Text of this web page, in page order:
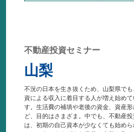
不動産投資セミナー
山梨
不況の日本を生き抜くため、山梨県でも
資による収入に着目する人が増え始めて
す。生活費の補填や老後の資金、資産形
ど、目的はさまざま。中でも、不動産投
は、初期の自己資本が少なくても始めら